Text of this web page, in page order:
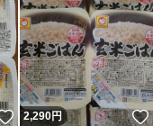
いいね！
2,290円